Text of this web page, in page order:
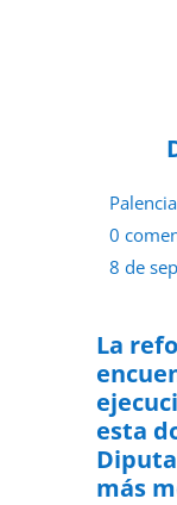
0
8 de
La
esta
más